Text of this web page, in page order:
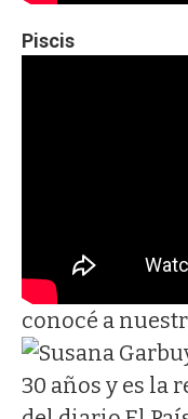
Piscis
conocé a